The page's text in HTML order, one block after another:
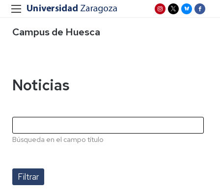
Campus de Huesca
Noticias
Búsqueda en el campo título